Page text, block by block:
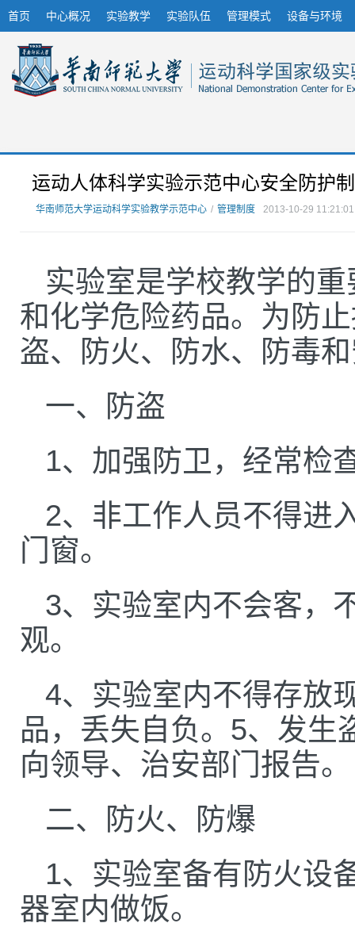
首页 中心概况 实验教学 实验队伍 管理模式 设备与环境
运动人体科学实验示范中心安全防护
华南师范大学运动科学实验教学示范中心 / 管理制度 2013-10-29 11:21:01
实验室是学校教学的
和化学危险药品。为防
盗、防火、防水、防毒
一、防盗
1、加强防卫，经常检
2、非工作人员不得进
门窗。
3、实验室内不会客，
观。
4、实验室内不得存放
品，丢失自负。5、发生
向领导、治安部门报告。
二、防火、防爆
1、实验室备有防火设
器室内做饭。